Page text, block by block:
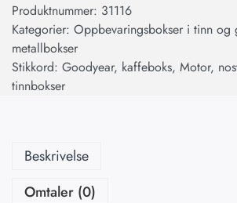
Produktnummer: 31116
Kategorier: Oppbevaringsbokser i tinn og
metallbokser
Stikkord: Goodyear, kaffeboks, Motor,
tinnbokser
Beskrivelse
Omtaler (0)